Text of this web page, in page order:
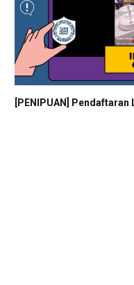
[PENIPUAN]